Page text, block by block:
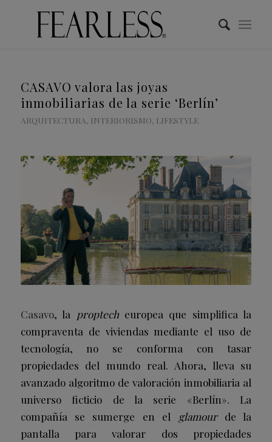
CASAVO valora las joyas
inmobiliarias de la serie ‘Berlín’
ARQUITECTURA, INTERIORISMO, LIFESTYLE
Casavo, la proptecheuropea que simplifica la
compraventa de viviendas mediante el uso de
tecnología, no se conforma con tasar
propiedades del mundo real. Ahora, lleva su
avanzado algoritmo de valoración inmobiliaria al
universo ficticio de la serie «Berlín». La
compañía se sumerge en el
glamourde la
pantalla para valorar dos propiedades